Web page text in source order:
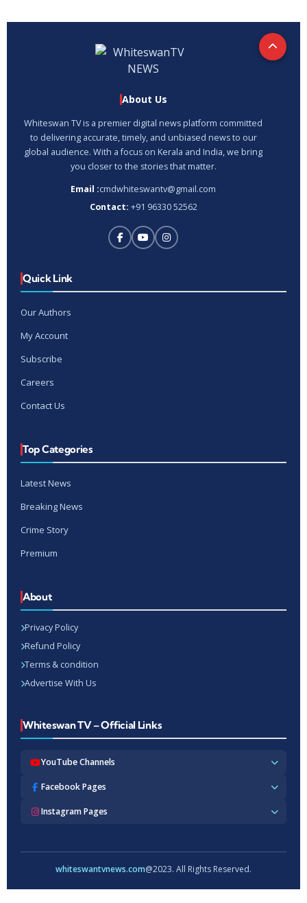
About Us
Whiteswan TV is a premier digital news platform committed
to delivering accurate, timely, and unbiased news to our
global audience. With a focus on Kerala and India, we bring
you closer to the stories that matter.
Email :cmdwhiteswantv@gmail.com
Contact: +91 96330 52562
Quick Link
Our Authors
My Account
Subscribe
Careers
Contact Us
Top Categories
Latest News
Breaking News
Crime Story
Premium
About
Privacy Policy
Refund Policy
Terms & condition
Advertise With Us
Whiteswan TV – Official Links
YouTube Channels
Whiteswan TV News
Whiteswan Kerala
Facebook Pages
Whiteswan TV News
Whiteswan TV Malayalam
Instagram Pages
Whiteswan Entertainments
whiteswantvnews.com@2023. All Rights Reserved.